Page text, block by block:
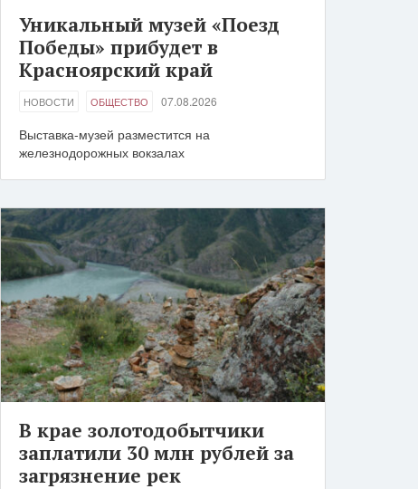
Уникальный музей «Поезд
Победы» прибудет в
Красноярский край
НОВОСТИ ОБЩЕСТВО 07.08.2026
Выставка-музей разместится на
железнодорожных вокзалах
В крае золотодобытчики
заплатили 30 млн рублей за
загрязнение рек